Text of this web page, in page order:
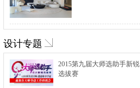
设计专题
2015第九届大师选助手新锐
选拔赛